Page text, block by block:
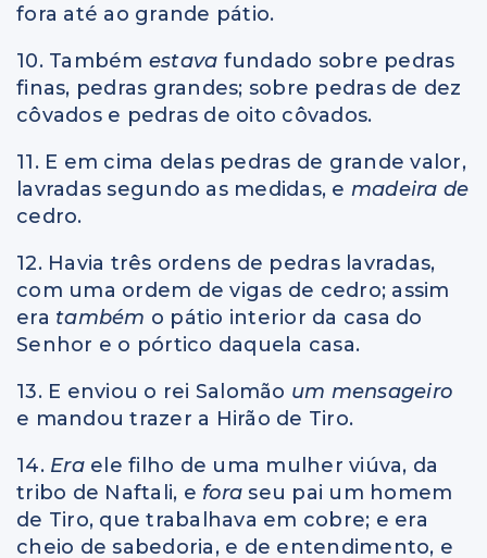
fora até ao grande pátio.
10. Também estava fundado sobre pedras
finas, pedras grandes; sobre pedras de dez
côvados e pedras de oito côvados.
11. E em cima delas pedras de grande valor,
lavradas segundo as medidas, e madeira de
cedro.
12. Havia três ordens de pedras lavradas,
com uma ordem de vigas de cedro; assim
era também o pátio interior da casa do
Senhor e o pórtico daquela casa.
13. E enviou o rei Salomão um mensageiro
e mandou trazer a Hirão de Tiro.
14. Era ele filho de uma mulher viúva, da
tribo de Naftali, e foraseu pai um homem
de Tiro, que trabalhava em cobre; e era
cheio de sabedoria, e de entendimento, e